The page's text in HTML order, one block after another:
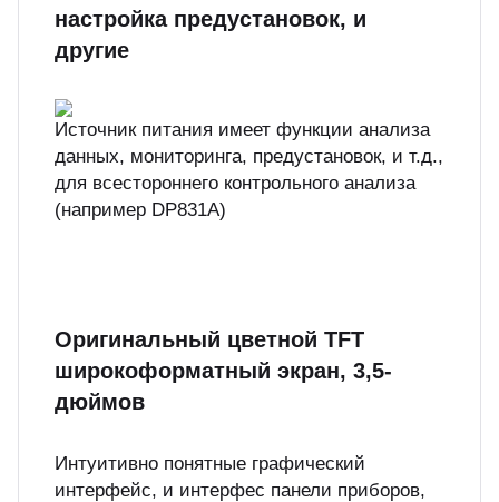
настройка предустановок, и
другие
Источник питания имеет функции анализа
данных, мониторинга, предустановок, и т.д.,
для всестороннего контрольного анализа
(например DP831A)
Оригинальный цветной TFT
широкоформатный экран, 3,5-
дюймов
Интуитивно понятные графический
интерфейс, и интерфес панели приборов,